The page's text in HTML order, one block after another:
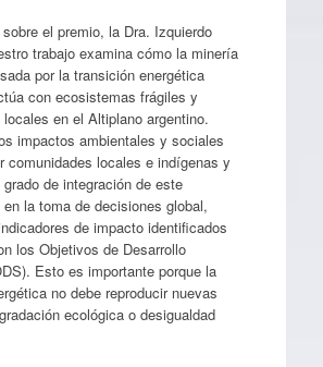
el premio, la Dra. Izquierdo
trabajo examina cómo la minería
por la transición energética
con ecosistemas frágiles y
en el Altiplano argentino.
impactos ambientales y sociales
comunidades locales e indígenas y
de integración de este
la toma de decisiones global,
de impacto identificados
los Objetivos de Desarrollo
Esto es importante porque la
no debe reproducir nuevas
ecológica o desigualdad